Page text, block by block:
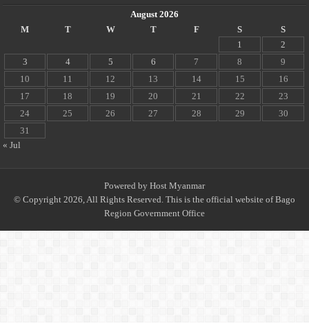
August 2026
M
T W T F S
S
1
2
3
4 5 6 7 8
9
10
11 12 13 14 15
16
17
18 19 20 21 22
23
24
25 26 27 28 29
30
31
« Jul
Powered by Host Myanmar
© Copyright 2026, All Rights Reserved. This is the official website of Bago
Region Government Office